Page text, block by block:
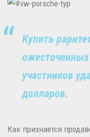
Купить
участников
долларов.
Как признается